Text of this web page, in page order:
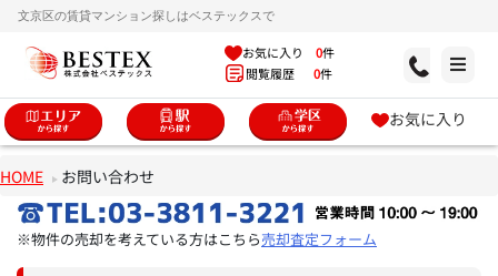
文京区の賃貸マンション探しはベステックスで
お気に入り 0件
閲覧履歴 0件
お気に入り
HOME お問い合わせ
※物件の売却を考えている方はこちら売却査定フォーム